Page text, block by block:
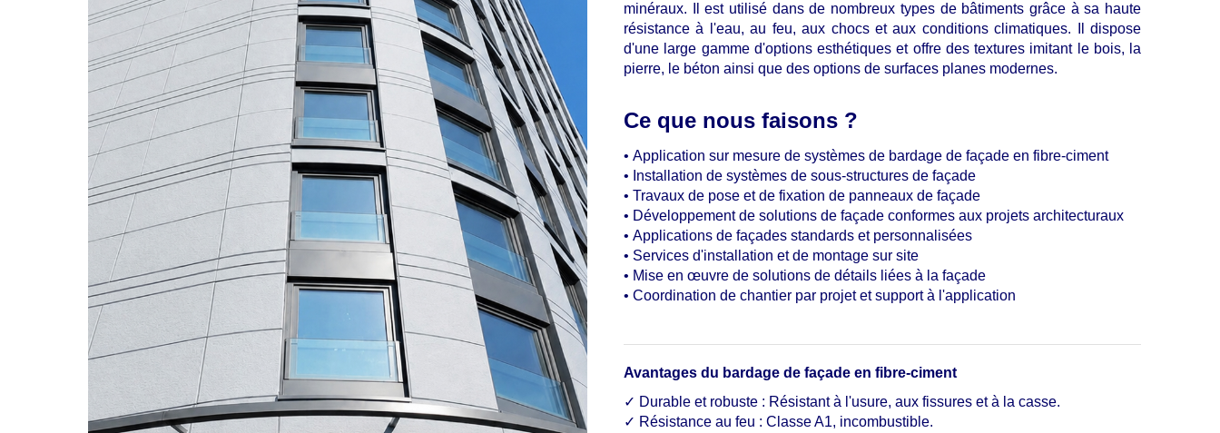
minéraux. Il est utilisé dans de nombreux types de bâtiments grâce à sa haute
résistance à l'eau, au feu, aux chocs et aux conditions climatiques. Il dispose
d'une large gamme d'options esthétiques et offre des textures imitant le bois, la
pierre, le béton ainsi que des options de surfaces planes modernes.
Ce que nous faisons ?
• Application sur mesure de systèmes de bardage de façade en fibre-ciment
• Installation de systèmes de sous-structures de façade
• Travaux de pose et de fixation de panneaux de façade
• Développement de solutions de façade conformes aux projets architecturaux
• Applications de façades standards et personnalisées
• Services d'installation et de montage sur site
• Mise en œuvre de solutions de détails liées à la façade
• Coordination de chantier par projet et support à l'application
Avantages du bardage de façade en fibre-ciment
✓ Durable et robuste : Résistant à l'usure, aux fissures et à la casse.
✓ Résistance au feu : Classe A1, incombustible.